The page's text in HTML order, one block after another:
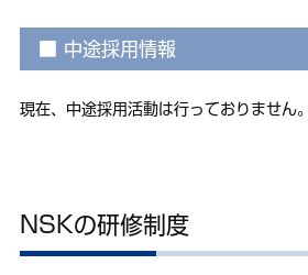
中途採用情報
現在、中途採用活動は行っておりません。
NSKの研修制度